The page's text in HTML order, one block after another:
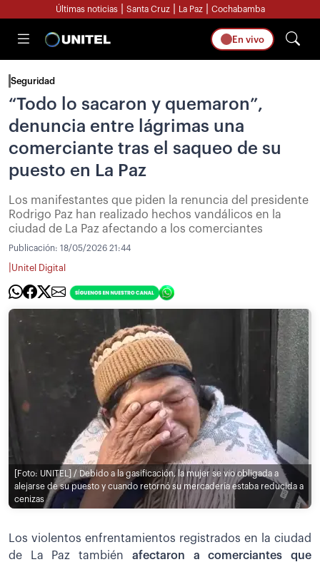
Últimas noticias Santa Cruz La Paz Cochabamba
En vivo
Seguridad
“Todo lo sacaron y quemaron”,
denuncia entre lágrimas una
comerciante tras el saqueo de su
puesto en La Paz
Los manifestantes que piden la renuncia del presidente
Rodrigo Paz han realizado hechos vandálicos en la
ciudad de La Paz afectando a los comerciantes
Publicación: 18/05/2026 21:44
Unitel Digital
[Foto: UNITEL] / Debido a la gasificación, la mujer se vio obligada a
alejarse de su puesto y cuando retornó su mercadería estaba reducida a
cenizas
Los violentos enfrentamientos registrados en la ciudad
de La Paz también afectaron a comerciantes que